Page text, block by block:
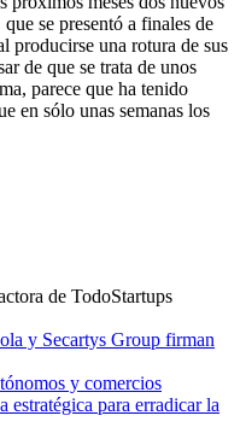
se presentó a finales de
producirse una rotura de sus
de que se trata de unos
parece que ha tenido
en sólo unas semanas los
de TodoStartups
y Secartys Group firman
y comercios
para erradicar la